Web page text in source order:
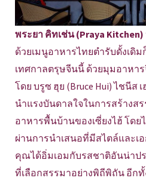
พระยา คิทเช่น (Praya Kitchen)
ด้วยเมนูอาหารไทยตำรับดั้งเดิ
เทศกาลตรุษจีนนี้ ด้วยมุมอาหา
โดย บรูซ ฮุย (Bruce Hui) ไชนีส
นำแรงบันดาลใจในการสร้างส
อาหารพื้นบ้านของเซี่ยงไฮ้ โด
ผ่านการนำเสนอที่มีสไตล์และเ
คุณได้อิ่มเอมกับรสชาติอันน่าป
ที่เลือกสรรมาอย่างพิถีพิถัน อีกทั้